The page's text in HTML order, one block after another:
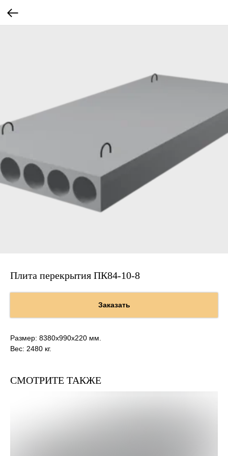
Плита перекрытия ПК84-10-8
Заказать
Размер: 8380х990х220 мм.
Вес: 2480 кг.
СМОТРИТЕ ТАКЖЕ